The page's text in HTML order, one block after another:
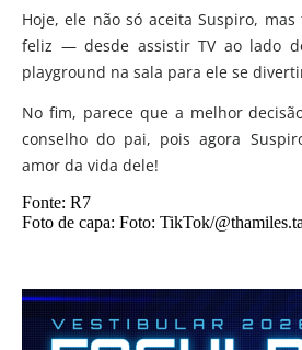
Hoje, ele não só aceita Suspiro,
feliz — desde assistir TV ao lado
playground na sala para ele se
No fim, parece que a melhor
conselho do pai, pois agora
amor da vida dele!
Fonte: R7
Foto de capa: Foto: TikTok/